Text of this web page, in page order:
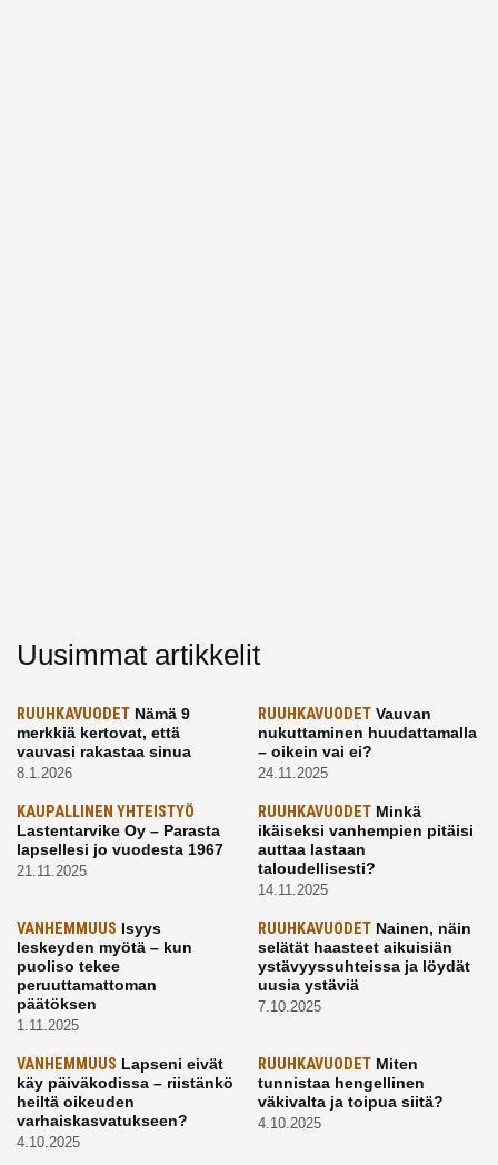
Uusimmat artikkelit
RUUHKAVUODET Nämä 9
merkkiä kertovat, että
vauvasi rakastaa sinua
8.1.2026
RUUHKAVUODETVauvan
nukuttaminen huudattamalla
– oikein vai ei?
24.11.2025
KAUPALLINEN YHTEISTYÖ
Lastentarvike Oy – Parasta
lapsellesi jo vuodesta 1967
21.11.2025
RUUHKAVUODETMinkä
ikäiseksi vanhempien pitäisi
auttaa lastaan
taloudellisesti?
14.11.2025
VANHEMMUUS Isyys
leskeyden myötä – kun
puoliso tekee
peruuttamattoman
päätöksen
1.11.2025
RUUHKAVUODETNainen, näin
selätät haasteet aikuisiän
ystävyyssuhteissa ja löydät
uusia ystäviä
7.10.2025
VANHEMMUUS Lapseni eivät
käy päiväkodissa – riistänkö
heiltä oikeuden
varhaiskasvatukseen?
4.10.2025
RUUHKAVUODETMiten
tunnistaa hengellinen
väkivalta ja toipua siitä?
4.10.2025